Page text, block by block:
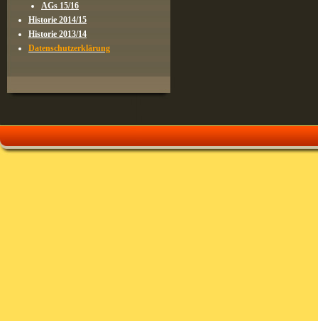
AGs 15/16
Historie 2014/15
Historie 2013/14
Datenschutzerklärung